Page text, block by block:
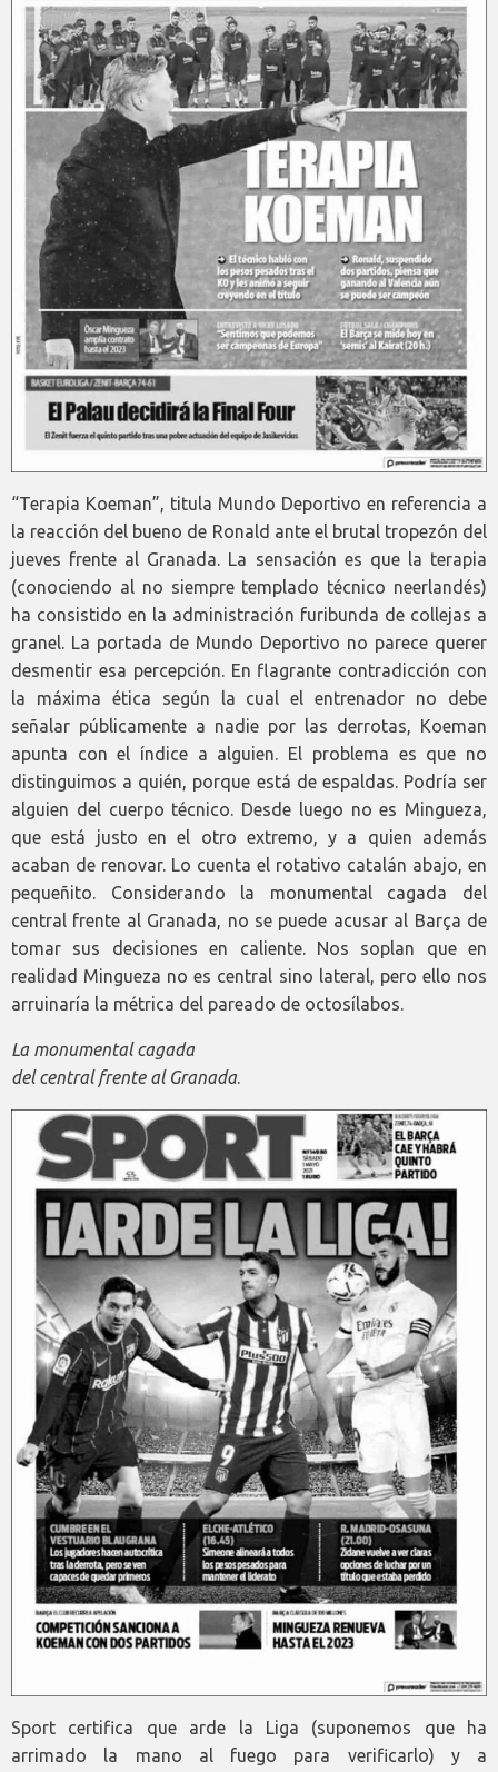
“Terapia Koeman”, titula Mundo Deportivo en referencia a
la reacción del bueno de Ronald ante el brutal tropezón del
jueves frente al Granada. La sensación es que la terapia
(conociendo al no siempre templado técnico neerlandés)
ha consistido en la administración furibunda de collejas a
granel. La portada de Mundo Deportivo no parece querer
desmentir esa percepción. En flagrante contradicción con
la máxima ética según la cual el entrenador no debe
señalar públicamente a nadie por las derrotas, Koeman
apunta con el índice a alguien. El problema es que no
distinguimos a quién, porque está de espaldas. Podría ser
alguien del cuerpo técnico. Desde luego no es Mingueza,
que está justo en el otro extremo, y a quien además
acaban de renovar. Lo cuenta el rotativo catalán abajo, en
pequeñito. Considerando la monumental cagada del
central frente al Granada, no se puede acusar al Barça de
tomar sus decisiones en caliente. Nos soplan que en
realidad Mingueza no es central sino lateral, pero ello nos
arruinaría la métrica del pareado de octosílabos.
La monumental cagada
del central frente al Granada.
Sport certifica que arde la Liga (suponemos que ha
arrimado la mano al fuego para verificarlo) y a